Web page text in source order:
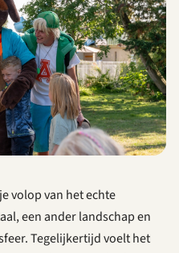
volop van het echte
een ander landschap en
Tegelijkertijd voelt het